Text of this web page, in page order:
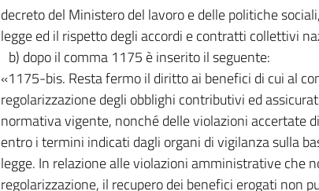
decreto del Ministero del lavoro e delle politiche
legge ed il rispetto degli accordi e contratti collettivi
b) dopo il comma 1175 è inserito il seguente:
«1175-bis. Resta fermo il diritto ai benefici di cui al
regolarizzazione degli obblighi contributivi ed
normativa vigente, nonché delle violazioni accertate
entro i termini indicati dagli organi di vigilanza sulla
legge. In relazione alle violazioni amministrative che
regolarizzazione, il recupero dei benefici erogati non